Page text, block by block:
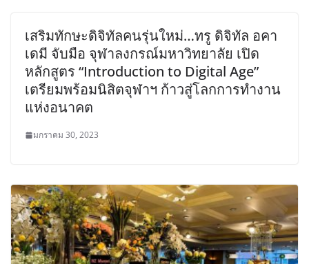
เสริมทักษะดิจิทัลคนรุ่นใหม่…ทรู ดิจิทัล อคา
เดมี จับมือ จุฬาลงกรณ์มหาวิทยาลัย เปิด
หลักสูตร “Introduction to Digital Age”
เตรียมพร้อมนิสิตจุฬาฯ ก้าวสู่โลกการทำงาน
แห่งอนาคต
มกราคม 30, 2023